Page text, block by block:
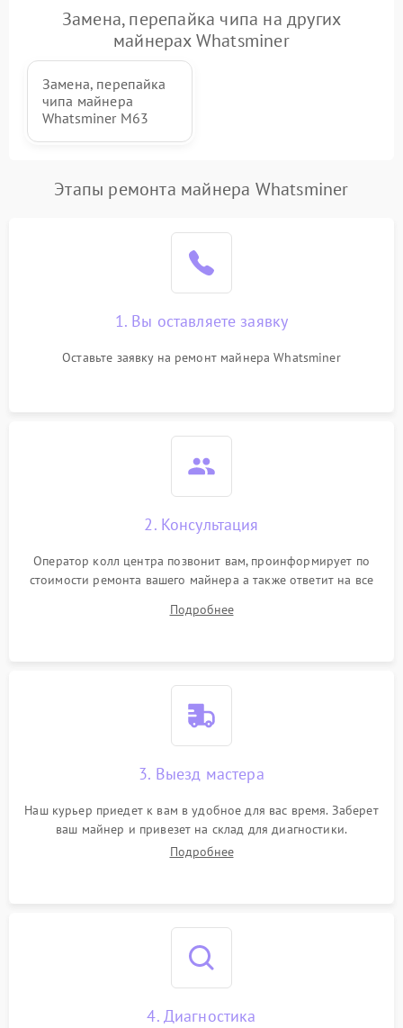
Замена, перепайка чипа на других
майнерах Whatsminer
Замена, перепайка
чипа майнера
Whatsminer M63
Этапы ремонта майнера Whatsminer
1. Вы оставляете заявку
Оставьте заявку на ремонт майнера Whatsminer
2. Консультация
Оператор колл центра позвонит вам, проинформирует по
стоимости ремонта вашего майнера а также ответит на все
Подробнее
3. Выезд мастера
Наш курьер приедет к вам в удобное для вас время. Заберет
ваш майнер и привезет на склад для диагностики.
Подробнее
4. Диагностика